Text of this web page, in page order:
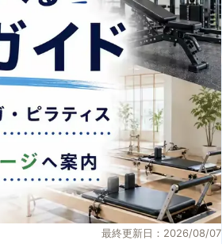
最終更新日：2026/08/07